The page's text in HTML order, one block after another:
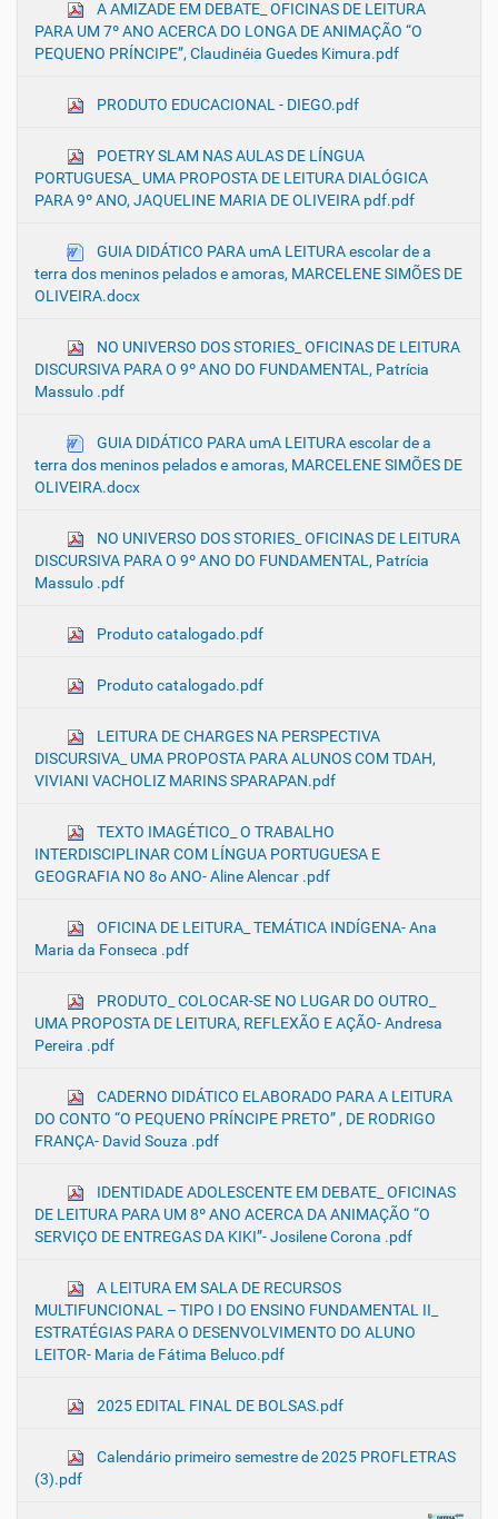
A AMIZADE EM DEBATE_ OFICINAS DE LEITURA
PARA UM 7º ANO ACERCA DO LONGA DE ANIMAÇÃO “O
PEQUENO PRÍNCIPE”, Claudinéia Guedes Kimura.pdf
PRODUTO EDUCACIONAL - DIEGO.pdf
POETRY SLAM NAS AULAS DE LÍNGUA
PORTUGUESA_ UMA PROPOSTA DE LEITURA DIALÓGICA
PARA 9º ANO, JAQUELINE MARIA DE OLIVEIRA pdf.pdf
GUIA DIDÁTICO PARA umA LEITURA escolar de a
terra dos meninos pelados e amoras, MARCELENE SIMÕES DE
OLIVEIRA.docx
NO UNIVERSO DOS STORIES_ OFICINAS DE LEITURA
DISCURSIVA PARA O 9º ANO DO FUNDAMENTAL, Patrícia
Massulo .pdf
GUIA DIDÁTICO PARA umA LEITURA escolar de a
terra dos meninos pelados e amoras, MARCELENE SIMÕES DE
OLIVEIRA.docx
NO UNIVERSO DOS STORIES_ OFICINAS DE LEITURA
DISCURSIVA PARA O 9º ANO DO FUNDAMENTAL, Patrícia
Massulo .pdf
Produto catalogado.pdf
Produto catalogado.pdf
LEITURA DE CHARGES NA PERSPECTIVA
DISCURSIVA_ UMA PROPOSTA PARA ALUNOS COM TDAH,
VIVIANI VACHOLIZ MARINS SPARAPAN.pdf
TEXTO IMAGÉTICO_ O TRABALHO
INTERDISCIPLINAR COM LÍNGUA PORTUGUESA E
GEOGRAFIA NO 8o ANO- Aline Alencar .pdf
OFICINA DE LEITURA_ TEMÁTICA INDÍGENA- Ana
Maria da Fonseca .pdf
PRODUTO_ COLOCAR-SE NO LUGAR DO OUTRO_
UMA PROPOSTA DE LEITURA, REFLEXÃO E AÇÃO- Andresa
Pereira .pdf
CADERNO DIDÁTICO ELABORADO PARA A LEITURA
DO CONTO “O PEQUENO PRÍNCIPE PRETO” , DE RODRIGO
FRANÇA- David Souza .pdf
IDENTIDADE ADOLESCENTE EM DEBATE_ OFICINAS
DE LEITURA PARA UM 8º ANO ACERCA DA ANIMAÇÃO “O
SERVIÇO DE ENTREGAS DA KIKI”- Josilene Corona .pdf
A LEITURA EM SALA DE RECURSOS
MULTIFUNCIONAL – TIPO I DO ENSINO FUNDAMENTAL II_
ESTRATÉGIAS PARA O DESENVOLVIMENTO DO ALUNO
LEITOR- Maria de Fátima Beluco.pdf
2025 EDITAL FINAL DE BOLSAS.pdf
Calendário primeiro semestre de 2025 PROFLETRAS
(3).pdf